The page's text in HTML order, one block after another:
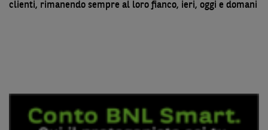
clienti, rimanendo sempre al loro fianco, ieri, oggi e domani